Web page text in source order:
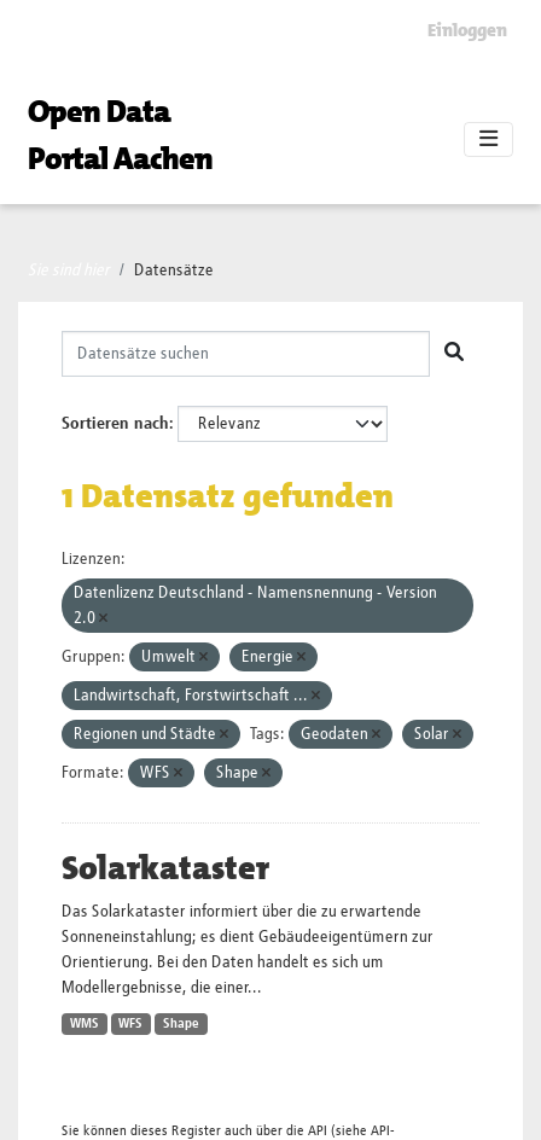
Einloggen
Open Data
Portal Aachen
Datensätze
Sortieren nach
1 Datensatz gefunden
Lizenzen:
Datenlizenz Deutschland - Namensnennung - Version
2.0
Gruppen: Umwelt Energie
Landwirtschaft, Forstwirtschaft ...
Regionen und Städte Tags: Geodaten Solar
Formate: WFS Shape
Solarkataster
Das Solarkataster informiert über die zu erwartende
Sonneneinstahlung; es dient Gebäudeeigentümern zur
Orientierung. Bei den Daten handelt es sich um
Modellergebnisse, die einer...
WMS WFS Shape
Sie können dieses Register auch über die API (siehe API-